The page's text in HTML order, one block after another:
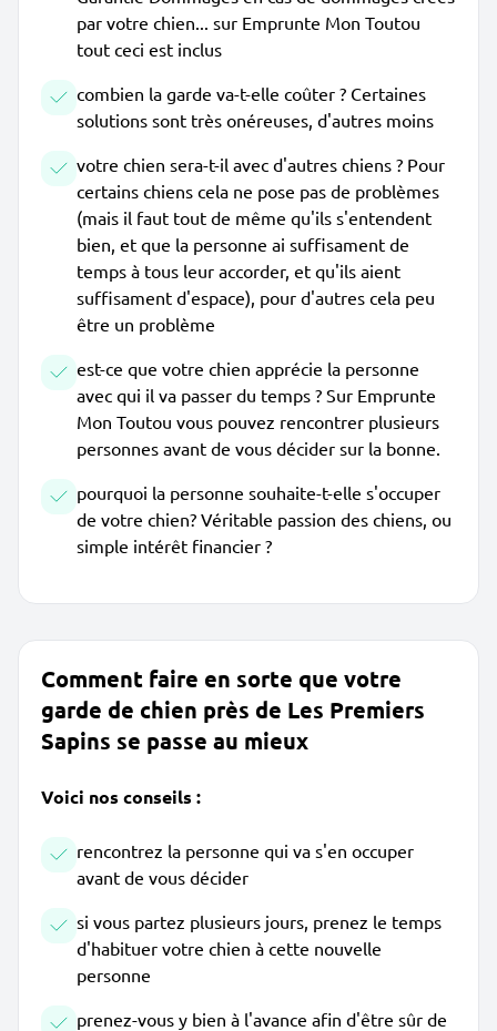
par votre chien... sur Emprunte Mon Toutou
tout ceci est inclus
combien la garde va-t-elle coûter ? Certaines
solutions sont très onéreuses, d'autres moins
votre chien sera-t-il avec d'autres chiens ? Pour
certains chiens cela ne pose pas de problèmes
(mais il faut tout de même qu'ils s'entendent
bien, et que la personne ai suffisament de
temps à tous leur accorder, et qu'ils aient
suffisament d'espace), pour d'autres cela peu
être un problème
est-ce que votre chien apprécie la personne
avec qui il va passer du temps ? Sur Emprunte
Mon Toutou vous pouvez rencontrer plusieurs
personnes avant de vous décider sur la bonne.
pourquoi la personne souhaite-t-elle s'occuper
de votre chien? Véritable passion des chiens, ou
simple intérêt financier ?
Comment faire en sorte que votre
garde de chien près de Les Premiers
Sapins se passe au mieux
Voici nos conseils :
rencontrez la personne qui va s'en occuper
avant de vous décider
si vous partez plusieurs jours, prenez le temps
d'habituer votre chien à cette nouvelle
personne
prenez-vous y bien à l'avance afin d'être sûr de